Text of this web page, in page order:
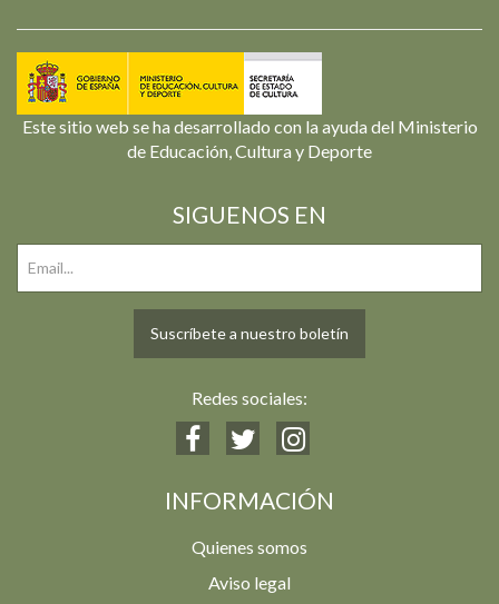
Este sitio web se ha desarrollado con la ayuda del Ministerio
de Educación, Cultura y Deporte
SIGUENOS EN
Suscríbete a nuestro boletín
Redes sociales:
INFORMACIÓN
Quienes somos
Aviso legal